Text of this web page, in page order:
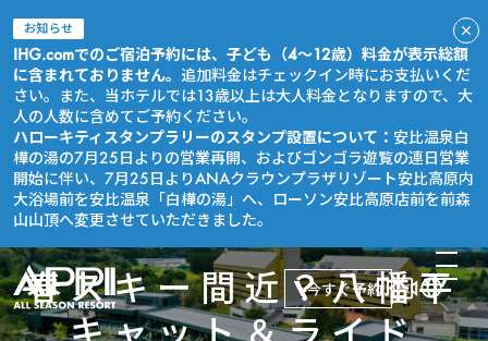
お知らせ
IHG.comでのご宿泊予約には、子ども（4～12歳）料金が表示総額
に含まれておりません。 追加料金はチェックイン時にお支払いくだ
さい。また、当ホテルでは13歳以上は大人料金となりますので、大
人の人数に含めてご予約ください。
ハローキティスタンプラリーのスタンプ設置について： 安比温泉白
樺の湯の7月25日よりの営業再開、およびゴンゴラ遊覧の連日営業
開始に伴い、7月25日よりANAクラウンプラザリゾート安比高原内
大浴場前を安比温泉「白樺の湯」へ、ローソン安比高原店前を前森
山山頂へ変更させていただきました。
今すぐ予約
春スキー間近？八幡平